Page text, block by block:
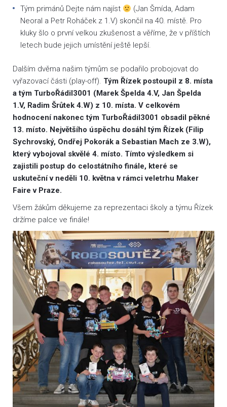
Tým primánů Dejte nám najíst
(Jan Šmída, Adam
Neoral a Petr Roháček z 1.V) skončil na 40. místě. Pro
kluky šlo o první velkou zkušenost a věříme, že v příštích
letech bude jejich umístění ještě lepší.
Dalším dvěma našim týmům se podařilo probojovat do
vyřazovací části (play-off). Tým Řízek postoupil z 8. místa
a tým TurboŘádil3001 (Marek Špelda 4.V, Jan Špelda
1.V, Radim Šrůtek 4.W) z 10. místa. V celkovém
hodnocení nakonec tým TurboŘádil3001 obsadil pěkné
13. místo. Největšího úspěchu dosáhl tým Řízek (Filip
Sychrovský, Ondřej Pokorák a Sebastian Mach ze 3.W),
který vybojoval skvělé 4. místo. Tímto výsledkem si
zajistili postup do celostátního finále, které se
uskuteční v neděli 10. května v rámci veletrhu Maker
Faire v Praze.
Všem žákům děkujeme za reprezentaci školy a týmu Řízek
držíme palce ve finále!